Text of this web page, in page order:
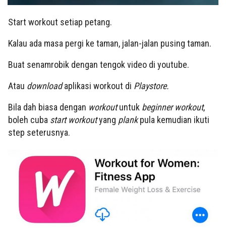
Start workout setiap petang.
Kalau ada masa pergi ke taman, jalan-jalan pusing taman.
Buat senamrobik dengan tengok video di youtube.
Atau downloadaplikasi workout di Playstore.
Bila dah biasa dengan workoutuntuk beginner workout,
boleh cuba startworkoutyang plankpula kemudian ikuti
step seterusnya.